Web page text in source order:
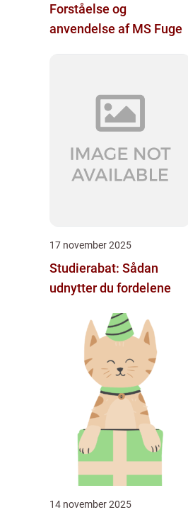
Forståelse og
anvendelse af MS Fuge
17 november 2025
Studierabat: Sådan
udnytter du fordelene
14 november 2025